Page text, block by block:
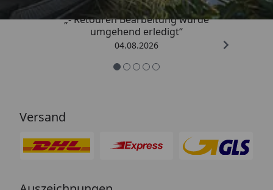
„- Retouren Bearbeitung wurde
umgehend erledigt“
04.08.2026
Versand